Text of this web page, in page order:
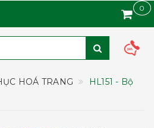
0
HOÁ TRANG
HL151 - Bộ